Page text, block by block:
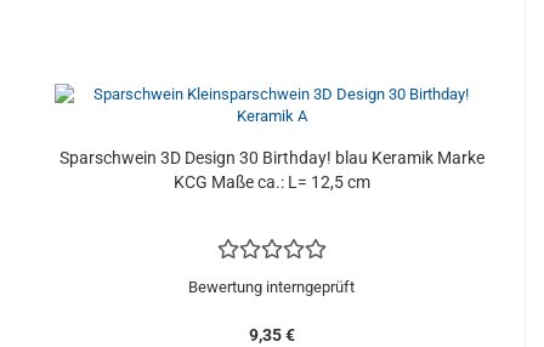
Sparschwein 3D Design 30 Birthday! blau Keramik Marke
KCG Maße ca.: L= 12,5 cm
Bewertung interngeprüft
9,35 €